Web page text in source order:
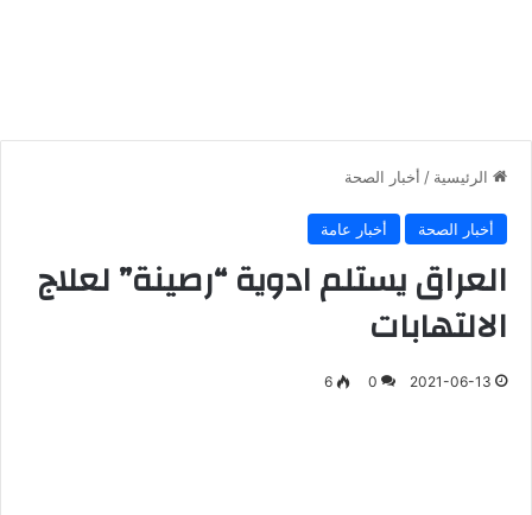
الرئيسية / أخبار الصحة
أخبار الصحة أخبار عامة
العراق يستلم ادوية “رصينة” لعلاج
الالتهابات
2021-06-13
0
6